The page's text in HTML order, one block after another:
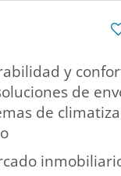
y
de
de